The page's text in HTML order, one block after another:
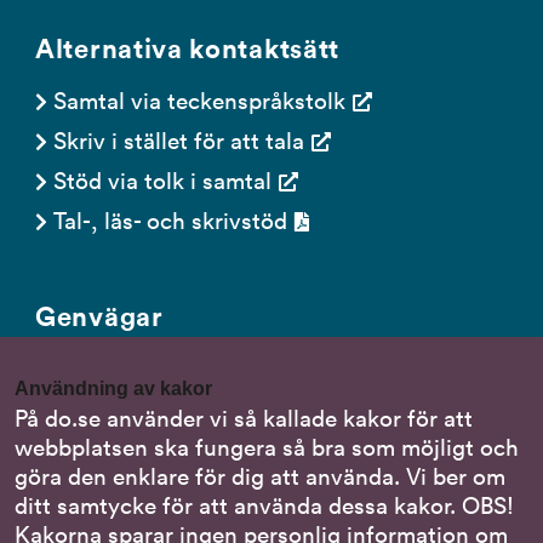
Användning av kakor
På do.se använder vi så kallade kakor för att
webbplatsen ska fungera så bra som möjligt och
göra den enklare för dig att använda. Vi ber om
ditt samtycke för att använda dessa kakor. OBS!
Kakorna sparar ingen personlig information om
sexuella trakasserier bidrar till att
Förhoppningen är att översikten ger dig
vägledning och ny kunskap om ämnet. Den
kan också bidra till reflektioner och
diskussioner som är till nytta för
arbetstagare, HR-personal och arbetsgivare.
Du kan beställa upp till tre exemplar
Alternativa kontaktsätt
Samtal via teckenspråkstolk
Skriv i stället för att tala
Stöd via tolk i samtal
Tal-, läs- och skrivstöd
Genvägar
Nationella minoritetsspråk
Om DO:s webbplats
Behandling av personuppgifter